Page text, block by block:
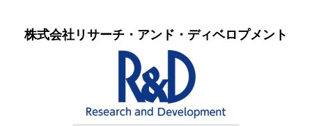
株式会社リサーチ・アンド・ディベロプメント